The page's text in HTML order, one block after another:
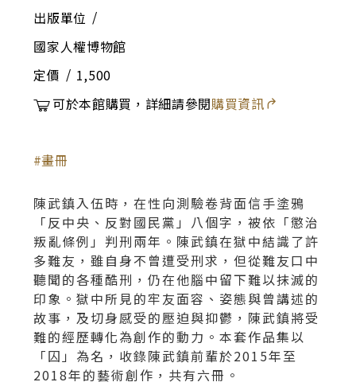
出版單位
國家人權博物館
定價
1,500
可於本館購買，詳細請參閱購買資訊
畫冊
陳武鎮入伍時，在性向測驗卷背面信手塗鴉
「反中央、反對國民黨」八個字，被依「懲治
叛亂條例」判刑兩年。陳武鎮在獄中結識了許
多難友，雖自身不曾遭受刑求，但從難友口中
聽聞的各種酷刑，仍在他腦中留下難以抹滅的
印象。獄中所見的牢友面容、姿態與曾講述的
故事，及切身感受的壓迫與抑鬱，陳武鎮將受
難的經歷轉化為創作的動力。本套作品集以
「囚」為名，收錄陳武鎮前輩於2015年至
2018年的藝術創作，共有六冊。